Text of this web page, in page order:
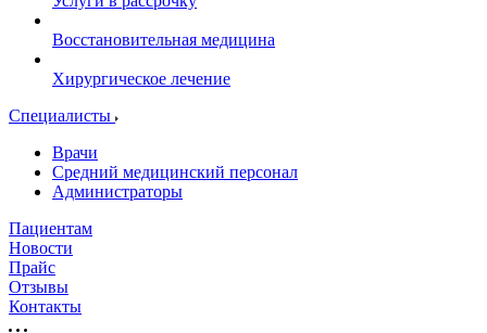
Восстановительная медицина
Хирургическое лечение
Специалисты
Врачи
Средний медицинский персонал
Администраторы
Пациентам
Новости
Прайс
Отзывы
Контакты